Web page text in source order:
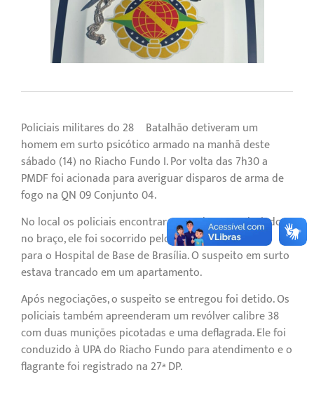
Policiais militares do 28º Batalhão detiveram um
homem em surto psicótico armado na manhã deste
sábado (14) no Riacho Fundo I. Por volta das 7h30 a
PMDF foi acionada para averiguar disparos de arma de
fogo na QN 09 Conjunto 04.
No local os policiais encontraram um homem alvejado
no braço, ele foi socorrido pelo CBMDF e conduzido
para o Hospital de Base de Brasília. O suspeito em surto
estava trancado em um apartamento.
Após negociações, o suspeito se entregou foi detido. Os
policiais também apreenderam um revólver calibre 38
com duas munições picotadas e uma deflagrada. Ele foi
conduzido à UPA do Riacho Fundo para atendimento e o
flagrante foi registrado na 27ª DP.